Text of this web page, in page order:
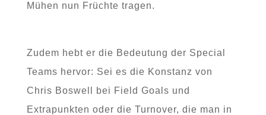
Mühen nun Früchte tragen.
Zudem hebt er die Bedeutung der Special
Teams hervor: Sei es die Konstanz von
Chris Boswell bei Field Goals und
Extrapunkten oder die Turnover, die man in